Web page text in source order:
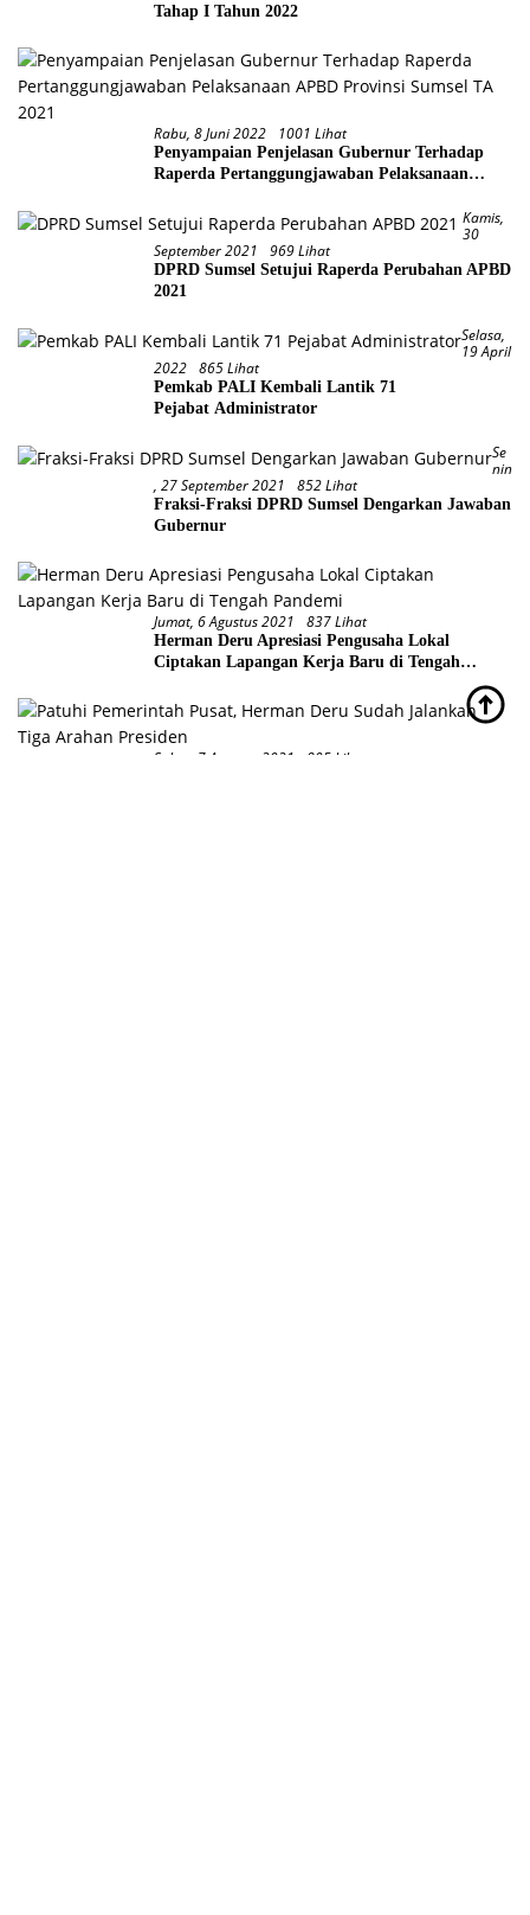
Tahap I Tahun 2022
Rabu, 8 Juni 2022 1001 Lihat
Penyampaian Penjelasan Gubernur Terhadap
Raperda Pertanggungjawaban Pelaksanaan
Kamis,
30
September 2021
969 Lihat
DPRD Sumsel Setujui Raperda Perubahan APBD
2021
Selasa,
19 April
2022 865 Lihat
Pemkab PALI Kembali Lantik 71
Pejabat Administrator
Se
Nin
, 27 September 2021
852 Lihat
Fraksi-Fraksi DPRD Sumsel Dengarkan Jawaban
Gubernur
Jumat, 6 Agustus 2021 837 Lihat
Herman Deru Apresiasi Pengusaha Lokal
Ciptakan Lapangan Kerja Baru di Tengah
Sabtu, 7 Agustus 2021 805 Lihat